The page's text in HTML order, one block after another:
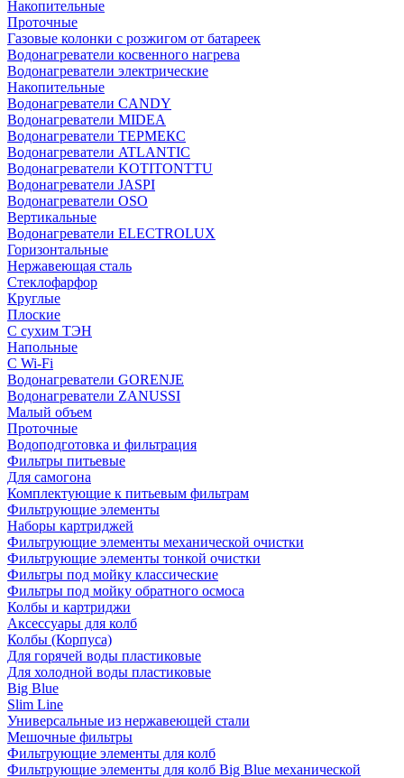
Накопительные
Проточные
Газовые колонки с розжигом от батареек
Водонагреватели косвенного нагрева
Водонагреватели электрические
Накопительные
Водонагреватели CANDY
Водонагреватели MIDEA
Водонагреватели ТЕРМЕКС
Водонагреватели ATLANTIC
Водонагреватели KOTITONTTU
Водонагреватели JASPI
Водонагреватели OSO
Вертикальные
Водонагреватели ELECTROLUX
Горизонтальные
Нержавеющая сталь
Стеклофарфор
Круглые
Плоские
С сухим ТЭН
Напольные
С Wi-Fi
Водонагреватели GORENJE
Водонагреватели ZANUSSI
Малый объем
Проточные
Водоподготовка и фильтрация
Фильтры питьевые
Для самогона
Комплектующие к питьевым фильтрам
Фильтрующие элементы
Наборы картриджей
Фильтрующие элементы механической очистки
Фильтрующие элементы тонкой очистки
Фильтры под мойку классические
Фильтры под мойку обратного осмоса
Колбы и картриджи
Аксессуары для колб
Колбы (Корпуса)
Для горячей воды пластиковые
Для холодной воды пластиковые
Big Blue
Slim Line
Универсальные из нержавеющей стали
Мешочные фильтры
Фильтрующие элементы для колб
Фильтрующие элементы для колб Big Blue механической